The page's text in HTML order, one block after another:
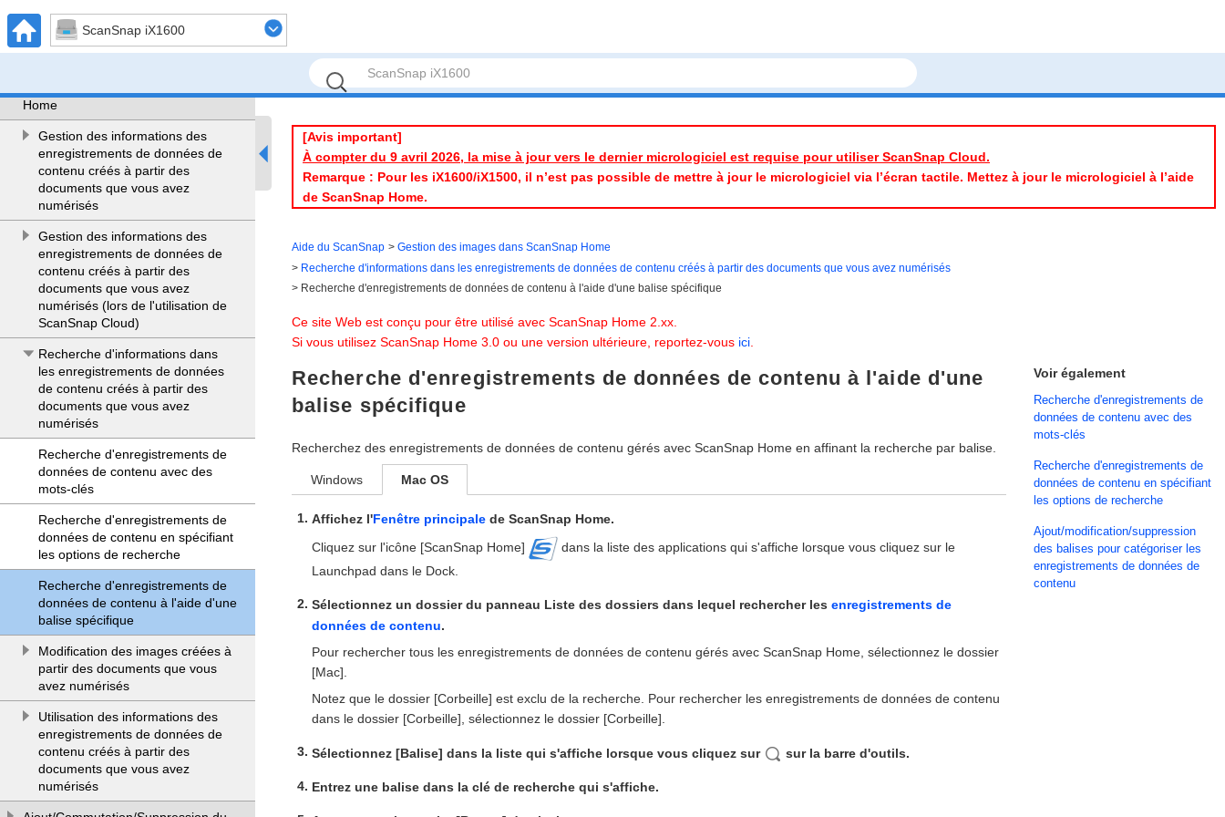
ScanSnap iX1600
Configuration des conditions de
numérisation des documents (Profil)
Home
Gestion des informations des
enregistrements de données de
contenu créés à partir des
documents que vous avez
numérisés
Gestion des informations des
enregistrements de données de
contenu créés à partir des
documents que vous avez
numérisés (lors de l'utilisation de
ScanSnap Cloud)
Recherche d'informations dans
les enregistrements de données
de contenu créés à partir des
documents que vous avez
numérisés
Recherche d'enregistrements de
données de contenu avec des
mots-clés
Recherche d'enregistrements de
données de contenu en spécifiant
les options de recherche
Recherche d'enregistrements de
données de contenu à l'aide d'une
balise spécifique
Modification des images créées à
partir des documents que vous
avez numérisés
Utilisation des informations des
enregistrements de données de
contenu créés à partir des
documents que vous avez
numérisés
[Avis important]
À compter du 9 avril 2026, la mise à jour vers le dernier micrologiciel est requise pour utiliser ScanSnap Cloud.
Remarque : Pour les iX1600/iX1500, il n’est pas possible de mettre à jour le micrologiciel via l’écran tactile. Mettez à jour le micrologiciel à l’aide
de ScanSnap Home.
Aide du ScanSnap
Gestion des images dans ScanSnap Home
Recherche d'informations dans les enregistrements de données de contenu créés à partir des documents que vous avez numérisés
Recherche d'enregistrements de données de contenu à l'aide d'une balise spécifique
Ce site Web est conçu pour être utilisé avec ScanSnap Home 2.xx.
Si vous utilisez ScanSnap Home 3.0 ou une version ultérieure, reportez-vous ici.
Recherche d'enregistrements de données de contenu à l'aide d'une
balise spécifique
Recherchez des enregistrements de données de contenu gérés avec ScanSnap Home en affinant la recherche par balise.
Windows Mac OS
Affichez l'Fenêtre principale de ScanSnap Home.
Cliquez sur l'icône [ScanSnap Home]
dans la liste des applications qui s'affiche lorsque vous cliquez sur le
Launchpad dans le Dock.
Sélectionnez un dossier du panneau Liste des dossiers dans lequel rechercher les enregistrements de
données de contenu.
Pour rechercher tous les enregistrements de données de contenu gérés avec ScanSnap Home, sélectionnez le dossier
[Mac].
Notez que le dossier [Corbeille] est exclu de la recherche. Pour rechercher les enregistrements de données de contenu
dans le dossier [Corbeille], sélectionnez le dossier [Corbeille].
Sélectionnez [Balise] dans la liste qui s'affiche lorsque vous cliquez sur sur la barre d'outils.
Entrez une balise dans la clé de recherche qui s'affiche.
Voir également
Recherche d'enregistrements de
données de contenu avec des
mots-clés
Recherche d'enregistrements de
données de contenu en spécifiant
les options de recherche
Ajout/modification/suppression
des balises pour catégoriser les
enregistrements de données de
contenu